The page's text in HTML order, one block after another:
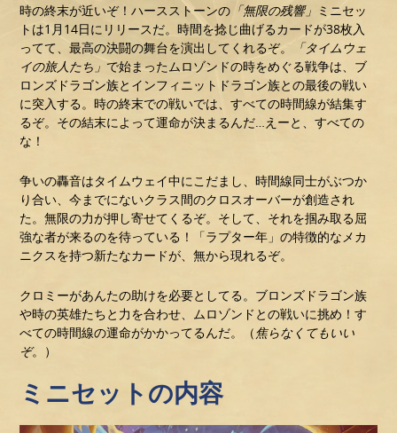
時の終末が近いぞ！ハースストーンの 「無限の残響」 ミニセッ
トは1月14日にリリースだ。時間を捻じ曲げるカードが38枚入
ってて、最高の決闘の舞台を演出してくれるぞ。
「タイムウェ
イの旅人たち」で始まったムロゾンドの時をめぐる戦争は、ブ
ロンズドラゴン族とインフィニットドラゴン族との最後の戦い
に突入する。時の終末での戦いでは、すべての時間線が結集す
るぞ。その結末によって運命が決まるんだ…えーと、すべての
な！
争いの轟音はタイムウェイ中にこだまし、時間線同士がぶつか
り合い、今までにないクラス間のクロスオーバーが創造され
た。無限の力が押し寄せてくるぞ。そして、それを掴み取る屈
強な者が来るのを待っている！「ラプター年」の特徴的なメカ
ニクスを持つ新たなカードが、無から現れるぞ。
クロミーがあんたの助けを必要としてる。ブロンズドラゴン族
や時の英雄たちと力を合わせ、ムロゾンドとの戦いに挑め！す
べての時間線の運命がかかってるんだ。（焦らなくてもいい
ぞ。）
ミニセットの内容